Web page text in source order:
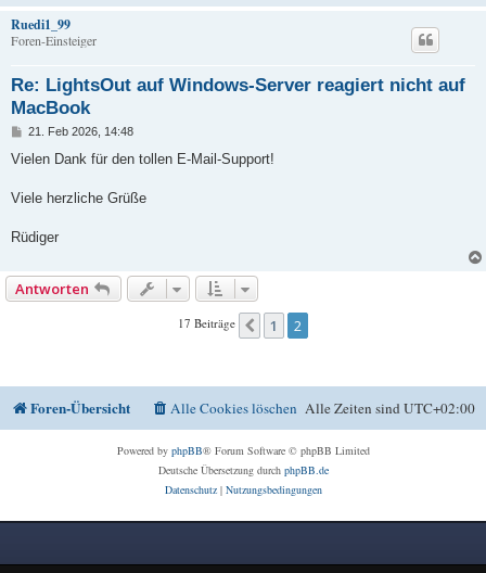
Ruedi1_99
Foren-Einsteiger
Re: LightsOut auf Windows-Server reagiert nicht auf
MacBook
B
i
a
21. Feb 2026, 14:48
Vielen Dank für den tollen E-Mail-Support!
Viele herzliche Grüße
Rüdiger
Antworten
17 Beiträge Vorherige
1 2
Foren-Übersicht Alle Zeiten sindUTC+02:00
Alle Cookies löschen
Powered by phpBB® Forum Software © phpBB Limited
Deutsche Übersetzung durch phpBB.de
Datenschutz| Nutzungsbedingungen